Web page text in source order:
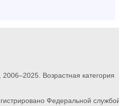
, 2006–2025. Возрастная категория
Федеральной службой